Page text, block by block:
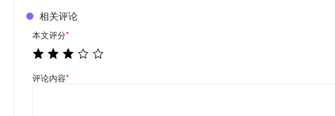
相关评论
本文评分*
评论内容*